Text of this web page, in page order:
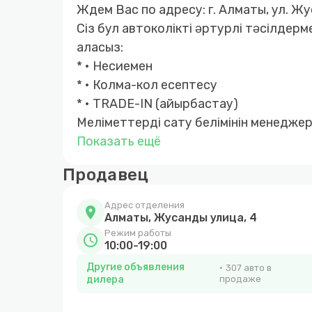
Ждем Вас по адресу: г. Алматы, ул.
Сіз бул автоколікті әртурлі
аласыз:
* • Несиемен
* • Колма-кол есептесу
* • TRADE-IN (айырбастау)
Меліметтерді сату белімінін
алуга болады!
Показать ещё
Продавец
location_on Адрес отделения
Алматы, Жусанды улица, 4
schedule Режим работы
10:00-19:00
Другие объявления
дилера
307 авто в
продаже